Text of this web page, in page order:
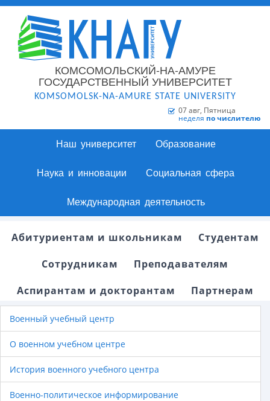
КОМСОМОЛЬСКИЙ-НА-АМУРЕ
ГОСУДАРСТВЕННЫЙ УНИВЕРСИТЕТ
KOMSOMOLSK-NA-AMURE STATE UNIVERSITY
07 авг, Пятница
неделя по числителю
Наш университет Образование
Наука и инновации Социальная сфера
Международная деятельность
Абитуриентам и школьникам
Студентам
Сотрудникам
Преподавателям
Аспирантам и докторантам
Партнерам
Военный учебный центр
О военном учебном центре
История военного учебного центра
Военно-политическое информирование